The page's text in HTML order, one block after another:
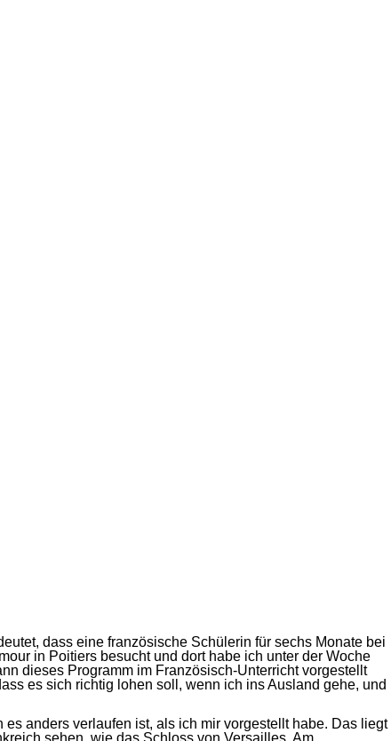
dass eine französische Schülerin für sechs Monate bei
in Poitiers besucht und dort habe ich unter der Woche
dieses Programm im Französisch-Unterricht vorgestellt
es sich richtig lohen soll, wenn ich ins Ausland gehe, und
anders verlaufen ist, als ich mir vorgestellt habe. Das liegt